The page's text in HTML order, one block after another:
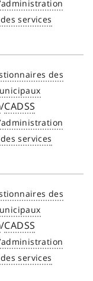
/CADSS
/CADSS